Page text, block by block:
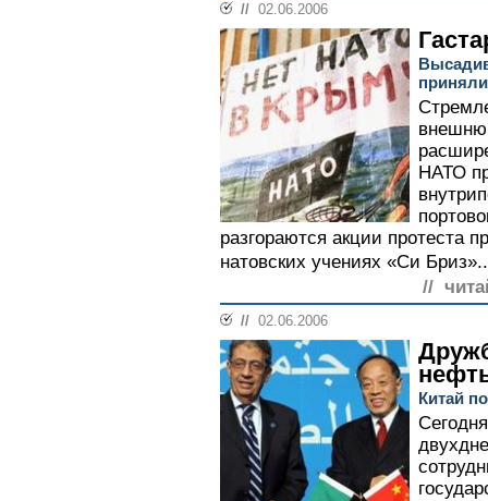
// 02.06.2006
НАТО
разгораются акции протеста
натовских учениях «Си
//
// 02.06.2006
Китай